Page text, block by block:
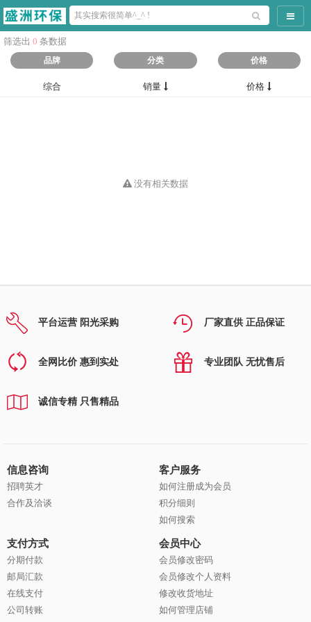
导航
筛选出 0 条数据
品牌 分类 价格
综合 销量 价格
没有相关数据
平台运营 阳光采购 厂家直供 正品保证
全网比价 惠到实处 专业团队 无忧售后
诚信专精 只售精品
信息咨询
招聘英才
合作及洽谈
客户服务
如何注册成为会员
积分细则
如何搜索
支付方式
分期付款
邮局汇款
在线支付
公司转账
会员中心
会员修改密码
会员修改个人资料
修改收货地址
如何管理店铺